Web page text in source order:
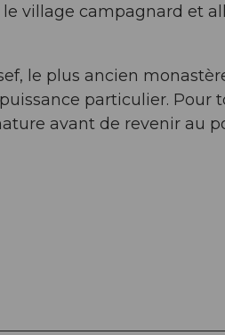
village campagnard et
le plus ancien
particulier. Pour
avant de revenir au